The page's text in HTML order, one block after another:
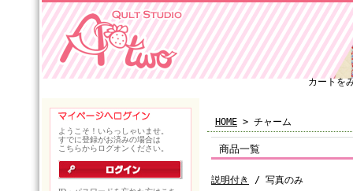
カートを
HOME > チャーム
商品一覧
説明付き
/ 写真のみ